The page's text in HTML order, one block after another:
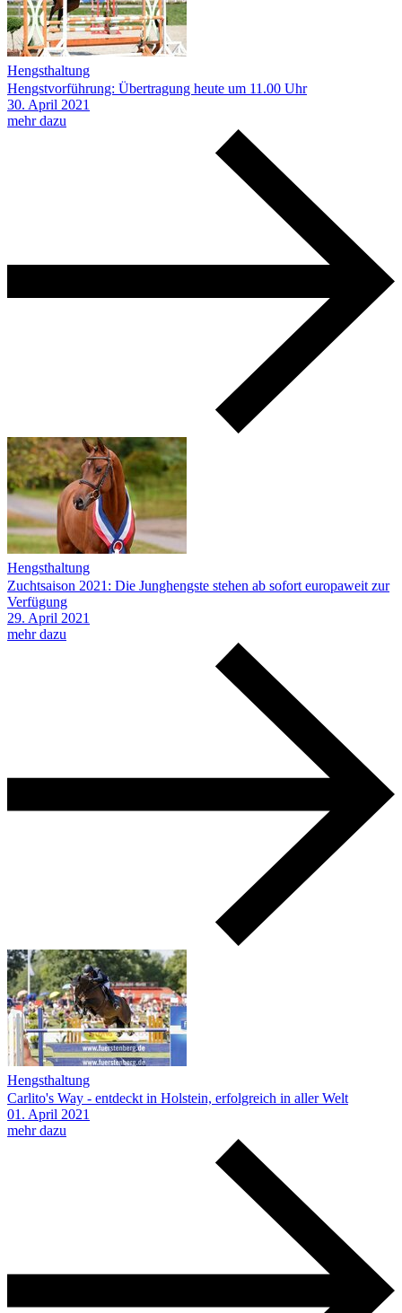
Hengsthaltung
Hengstvorführung: Übertragung heute um 11.00 Uhr
30. April 2021
mehr dazu
Hengsthaltung
Zuchtsaison 2021: Die Junghengste stehen ab sofort europaweit zur
Verfügung
29. April 2021
mehr dazu
Hengsthaltung
Carlito's Way - entdeckt in Holstein, erfolgreich in aller Welt
01. April 2021
mehr dazu